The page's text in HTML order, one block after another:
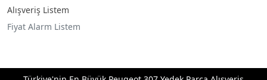
Alışveriş Listem
Fiyat Alarm Listem